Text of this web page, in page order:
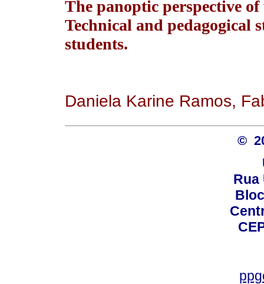
The panoptic perspective
Technical and pedagogical
students.
Daniela Karine Ramos,
©
Rua